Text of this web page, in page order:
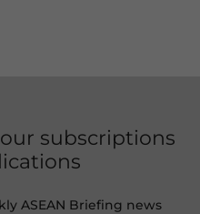
subscriptions
ASEAN Briefing news